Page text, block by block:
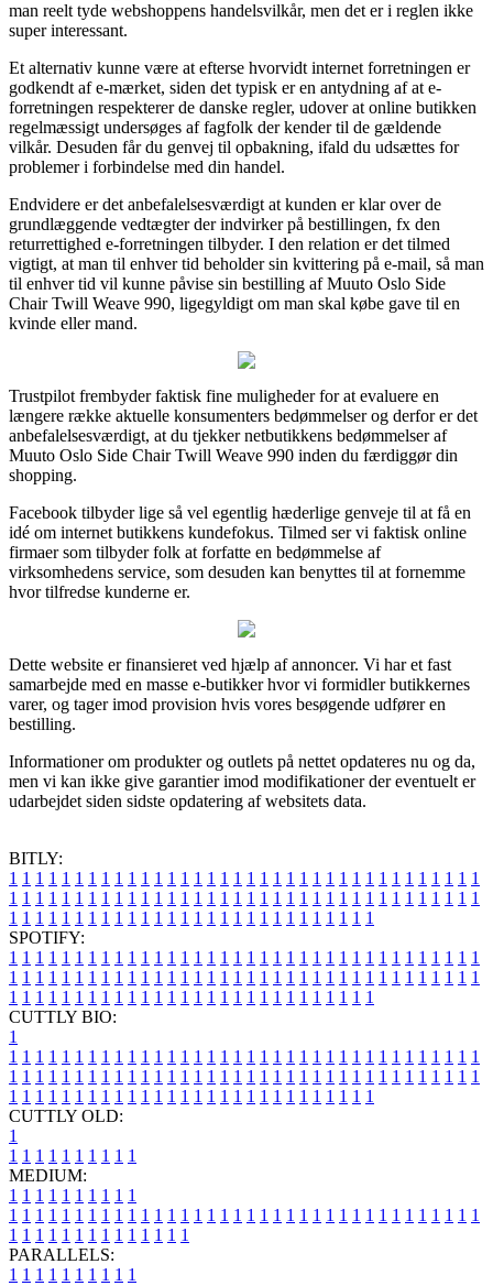
man reelt tyde webshoppens handelsvilkår, men det er i reglen ikke
super interessant.
Et alternativ kunne være at efterse hvorvidt internet forretningen er
godkendt af e-mærket, siden det typisk er en antydning af at e-
forretningen respekterer de danske regler, udover at online butikken
regelmæssigt undersøges af fagfolk der kender til de gældende
vilkår. Desuden får du genvej til opbakning, ifald du udsættes for
problemer i forbindelse med din handel.
Endvidere er det anbefalelsesværdigt at kunden er klar over de
grundlæggende vedtægter der indvirker på bestillingen, fx den
returrettighed e-forretningen tilbyder. I den relation er det tilmed
vigtigt, at man til enhver tid beholder sin kvittering på e-mail, så man
til enhver tid vil kunne påvise sin bestilling af Muuto Oslo Side
Chair Twill Weave 990, ligegyldigt om man skal købe gave til en
kvinde eller mand.
Trustpilot frembyder faktisk fine muligheder for at evaluere en
længere række aktuelle konsumenters bedømmelser og derfor er det
anbefalelsesværdigt, at du tjekker netbutikkens bedømmelser af
Muuto Oslo Side Chair Twill Weave 990 inden du færdiggør din
shopping.
Facebook tilbyder lige så vel egentlig hæderlige genveje til at få en
idé om internet butikkens kundefokus. Tilmed ser vi faktisk online
firmaer som tilbyder folk at forfatte en bedømmelse af
virksomhedens service, som desuden kan benyttes til at fornemme
hvor tilfredse kunderne er.
Dette website er finansieret ved hjælp af annoncer. Vi har et fast
samarbejde med en masse e-butikker hvor vi formidler butikkernes
varer, og tager imod provision hvis vores besøgende udfører en
bestilling.
Informationer om produkter og outlets på nettet opdateres nu og da,
men vi kan ikke give garantier imod modifikationer der eventuelt er
udarbejdet siden sidste opdatering af websitets data.
BITLY:
1 1 1 1 1 1 1 1 1 1 1 1 1 1 1 1 1 1 1 1 1 1 1 1 1 1 1 1 1 1 1 1 1 1 1 1
1 1 1 1 1 1 1 1 1 1 1 1 1 1 1 1 1 1 1 1 1 1 1 1 1 1 1 1 1 1 1 1 1 1 1 1
1 1 1 1 1 1 1 1 1 1 1 1 1 1 1 1 1 1 1 1 1 1 1 1 1 1 1 1
SPOTIFY:
1 1 1 1 1 1 1 1 1 1 1 1 1 1 1 1 1 1 1 1 1 1 1 1 1 1 1 1 1 1 1 1 1 1 1 1
1 1 1 1 1 1 1 1 1 1 1 1 1 1 1 1 1 1 1 1 1 1 1 1 1 1 1 1 1 1 1 1 1 1 1 1
1 1 1 1 1 1 1 1 1 1 1 1 1 1 1 1 1 1 1 1 1 1 1 1 1 1 1 1
CUTTLY BIO:
1
1 1 1 1 1 1 1 1 1 1 1 1 1 1 1 1 1 1 1 1 1 1 1 1 1 1 1 1 1 1 1 1 1 1 1 1
1 1 1 1 1 1 1 1 1 1 1 1 1 1 1 1 1 1 1 1 1 1 1 1 1 1 1 1 1 1 1 1 1 1 1 1
1 1 1 1 1 1 1 1 1 1 1 1 1 1 1 1 1 1 1 1 1 1 1 1 1 1 1 1
CUTTLY OLD:
1
1 1 1 1 1 1 1 1 1 1
MEDIUM:
1 1 1 1 1 1 1 1 1 1
1 1 1 1 1 1 1 1 1 1 1 1 1 1 1 1 1 1 1 1 1 1 1 1 1 1 1 1 1 1 1 1 1 1 1 1
1 1 1 1 1 1 1 1 1 1 1 1 1 1
PARALLELS:
1 1 1 1 1 1 1 1 1 1